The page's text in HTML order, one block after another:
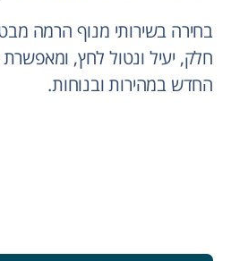
בחירה בשירותי מנוף הרמה
חלק, יעיל ונטול לחץ,
החדש במהירות ובנוחות.